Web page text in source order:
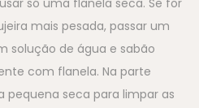
só uma flanela seca. Se for
mais pesada, passar um
solução de água e sabão
com flanela. Na parte
pequena seca para limpar as